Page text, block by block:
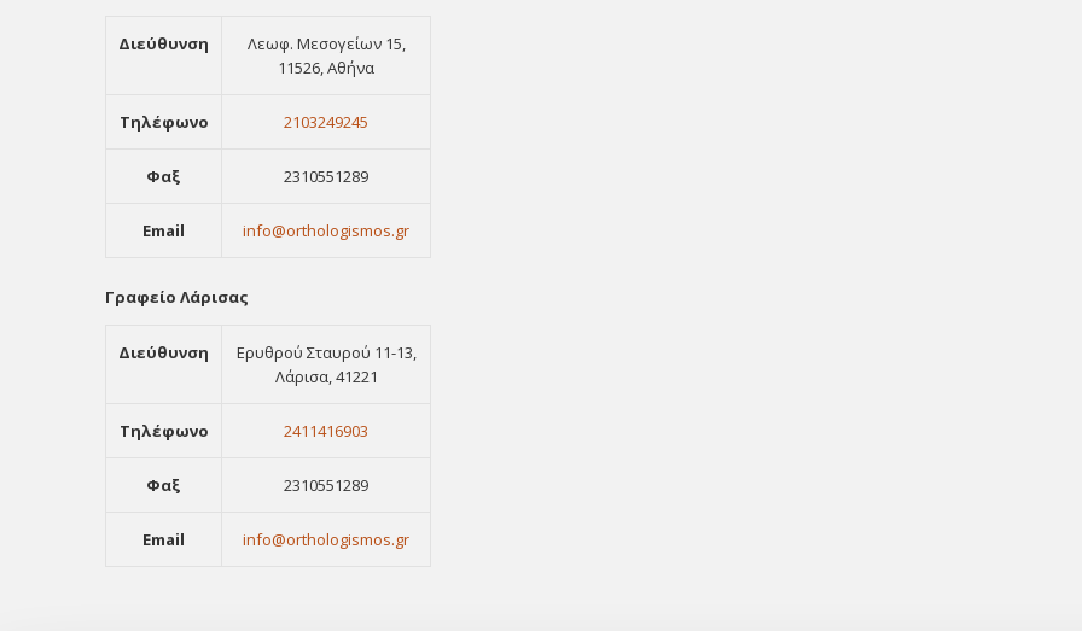
Διεύθυνση
Λεωφ. Μεσογείων 15,
11526, Αθήνα
Τηλέφωνο 2103249245
Φαξ 2310551289
Email info@orthologismos.gr
Γραφείο Λάρισας
Διεύθυνση
Ερυθρού Σταυρού 11-13,
Λάρισα, 41221
Τηλέφωνο 2411416903
Φαξ 2310551289
Email info@orthologismos.gr